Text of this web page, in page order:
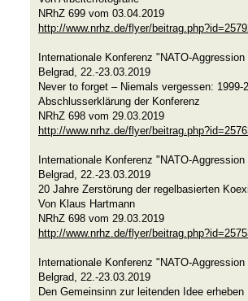
NRhZ 699 vom 03.04.2019
http://www.nrhz.de/flyer/
Internationale Konferenz "NATO-
Belgrad, 22.-23.03.2019
Never to forget – Niemals vergessen: 1999-
Abschlusserklärung der Konferenz
NRhZ 698 vom 29.03.2019
http://www.nrhz.de/flyer/
Internationale Konferenz "NATO-
Belgrad, 22.-23.03.2019
20 Jahre Zerstörung der regelbasierten
Von Klaus Hartmann
NRhZ 698 vom 29.03.2019
http://www.nrhz.de/flyer/
Internationale Konferenz "NATO-
Belgrad, 22.-23.03.2019
Den Gemeinsinn zur leitenden Idee erheben